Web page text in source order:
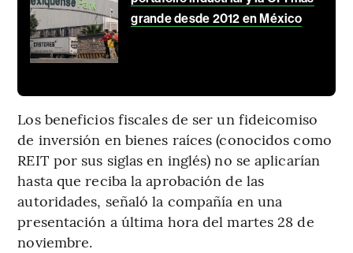
grande desde 2012 en México
Los beneficios fiscales de ser un fideicomiso
de inversión en bienes raíces (conocidos como
REIT por sus siglas en inglés) no se aplicarían
hasta que reciba la aprobación de las
autoridades, señaló la compañía en una
presentación a última hora del martes 28 de
noviembre.